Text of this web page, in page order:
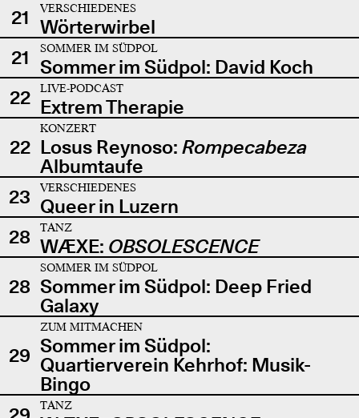
21
VERSCHIEDENES
Wörterwirbel
21
SOMMER IM SÜDPOL
Sommer im Südpol: David Koch
22
LIVE-PODCAST
Extrem Therapie
22
KONZERT
Losus Reynoso: Rompecabeza
Albumtaufe
23
VERSCHIEDENES
Queer in Luzern
28
TANZ
WÆXE: OBSOLESCENCE
28
SOMMER IM SÜDPOL
Sommer im Südpol: Deep Fried
Galaxy
29
ZUM MITMACHEN
Sommer im Südpol:
Quartierverein Kehrhof: Musik-
Bingo
TANZ